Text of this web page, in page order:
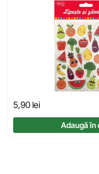
5,90 lei
Adaugă în